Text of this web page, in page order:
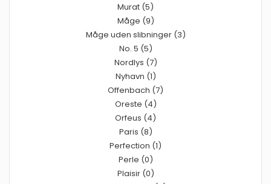
Murat (5)
Måge (9)
Måge uden slibninger (3)
No. 5 (5)
Nordlys (7)
Nyhavn (1)
Offenbach (7)
Oreste (4)
Orfeus (4)
Paris (8)
Perfection (1)
Perle (0)
Plaisir (0)